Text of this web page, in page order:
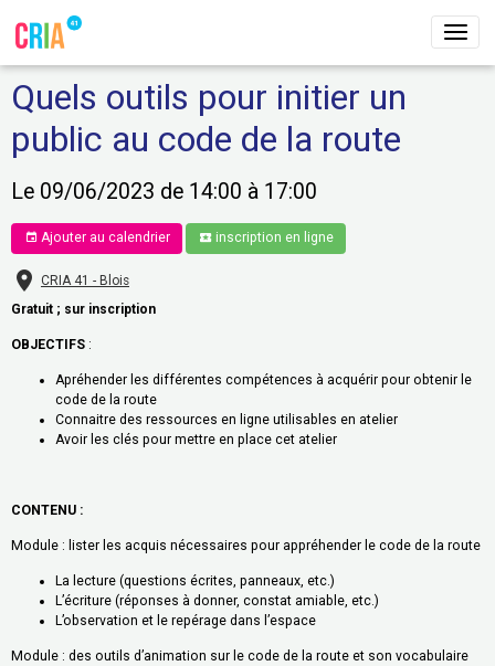
Quels outils pour initier un
public au code de la route
Le 09/06/2023 de 14:00 à 17:00
Ajouter au calendrier inscription en ligne
CRIA 41 - Blois
Gratuit ; sur inscription
OBJECTIFS :
Apréhender les différentes compétences à acquérir pour obtenir le
code de la route
Connaitre des ressources en ligne utilisables en atelier
Avoir les clés pour mettre en place cet atelier
CONTENU :
Module : lister les acquis nécessaires pour appréhender le code de la route
La lecture (questions écrites, panneaux, etc.)
L’écriture (réponses à donner, constat amiable, etc.)
L’observation et le repérage dans l’espace
Module : des outils d’animation sur le code de la route et son vocabulaire